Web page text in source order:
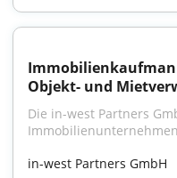
Objekt- und
Die in-west Partners
in-west Partners GmbH